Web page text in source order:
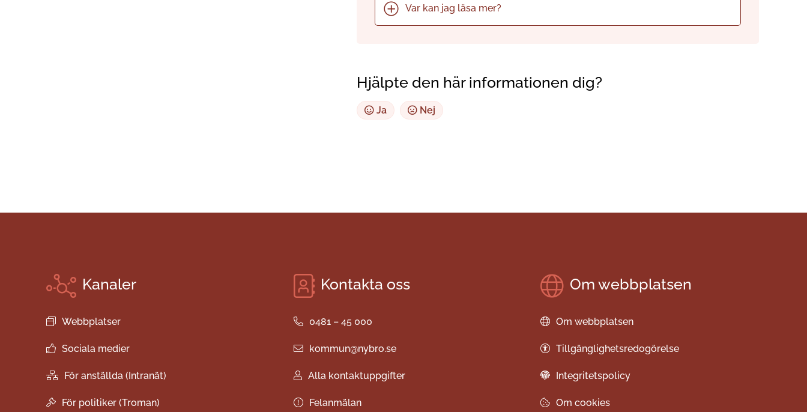
Var kan jag läsa mer?
Hjälpte den här informationen dig?
Ja Nej
Kanaler
Webbplatser
Sociala medier
För anställda (Intranät)
För politiker (Troman)
Kontakta oss
0481 – 45 000
kommun@nybro.se
Alla kontaktuppgifter
Felanmälan
Om webbplatsen
Om webbplatsen
Tillgänglighetsredogörelse
Integritetspolicy
Om cookies